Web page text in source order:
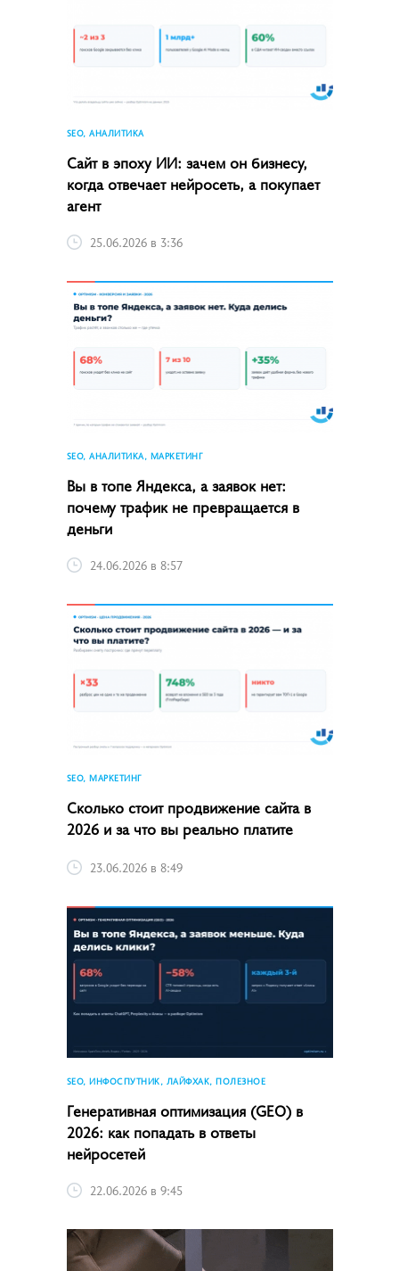
SEO, АНАЛИТИКА
Сайт в эпоху ИИ: зачем он бизнесу,
когда отвечает нейросеть, а покупает
агент
25.06.2026 в 3:36
SEO, АНАЛИТИКА, МАРКЕТИНГ
Вы в топе Яндекса, а заявок нет:
почему трафик не превращается в
деньги
24.06.2026 в 8:57
SEO, МАРКЕТИНГ
Сколько стоит продвижение сайта в
2026 и за что вы реально платите
23.06.2026 в 8:49
SEO, ИНФОСПУТНИК, ЛАЙФХАК, ПОЛЕЗНОЕ
Генеративная оптимизация (GEO) в
2026: как попадать в ответы
нейросетей
22.06.2026 в 9:45